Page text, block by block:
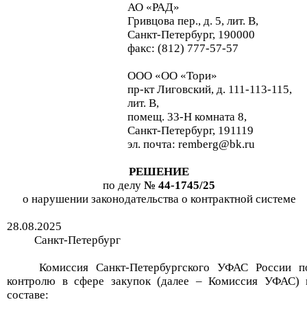
АО «РАД»
Гривцовапер., д. 5, лит. В,
Санкт-Петербург, 190000
факс: (812) 777-57-57
ООО «ОО «Тори»
пр-ктЛиговский, д. 111-113-115,
лит. В,
помещ. 33-Н комната 8,
Санкт-Петербург, 191119
эл. почта: remberg@bk.ru
РЕШЕНИЕ
по делу № 44-1745/25
о нарушении законодательства о контрактной системе
28.08.2025
Санкт-Петербург
Комиссия Санкт-Петербургского УФАС России
контролю в сфере закупок (далее – Комиссия УФАС)
составе: